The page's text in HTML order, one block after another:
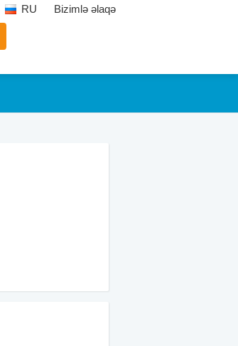
RU Bizimlə əlaqə